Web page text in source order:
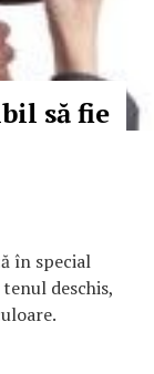
să fie
în special
deschis,